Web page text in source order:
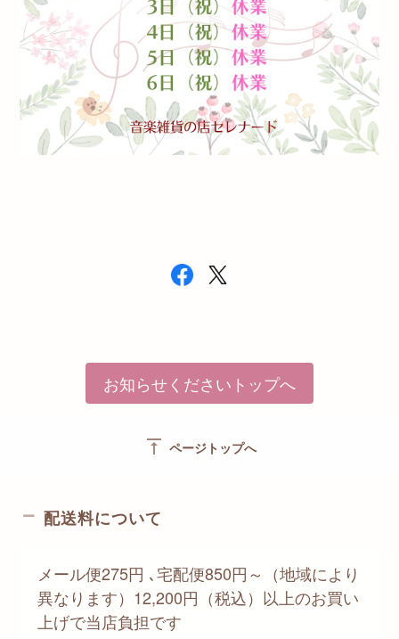
お知らせくださいトップへ
vertical_align_top ページトップへ
配送料について
メール便275円 ､宅配便850円～（地域により
異なります）12,200円（税込）以上のお買い
上げで当店負担です